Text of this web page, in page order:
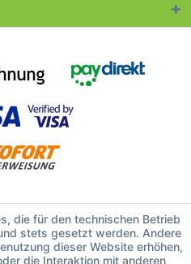
die für den technischen Betrieb
stets gesetzt werden. Andere
dieser Website erhöhen,
die Interaktion mit anderen